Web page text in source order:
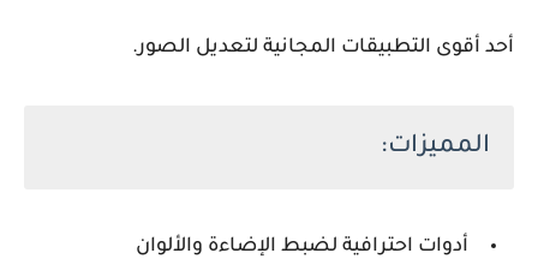
أحد أقوى التطبيقات المجانية لتعديل الصور.
المميزات:
أدوات احترافية لضبط الإضاءة والألوان